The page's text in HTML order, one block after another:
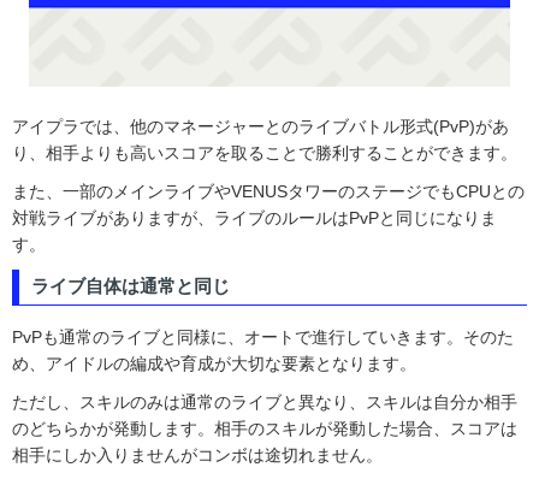
アイプラでは、他のマネージャーとのライブバトル形式(PvP)があ
り、相手よりも高いスコアを取ることで勝利することができます。
また、一部のメインライブやVENUSタワーのステージでもCPUとの
対戦ライブがありますが、ライブのルールはPvPと同じになりま
す。
ライブ自体は通常と同じ
PvPも通常のライブと同様に、オートで進行していきます。そのた
め、アイドルの編成や育成が大切な要素となります。
ただし、スキルのみは通常のライブと異なり、スキルは自分か相手
のどちらかが発動します。相手のスキルが発動した場合、スコアは
相手にしか入りませんがコンボは途切れません。